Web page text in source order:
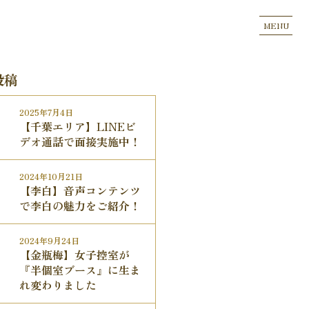
MENU
2025年7月4日
【千葉エリア】LINEビ
デオ通話で面接実施中！
2024年10月21日
【李白】音声コンテンツ
で李白の魅力をご紹介！
2024年9月24日
【金瓶梅】女子控室が
『半個室ブース』に生ま
れ変わりました